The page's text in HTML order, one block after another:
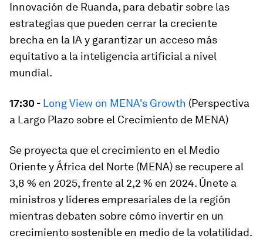
Innovación de Ruanda, para debatir sobre las
estrategias que pueden cerrar la creciente
brecha en la IA y garantizar un acceso más
equitativo a la inteligencia artificial a nivel
mundial.
17:30 - Long View on MENA's Growth (Perspectiva
a Largo Plazo sobre el Crecimiento de MENA)
Se proyecta que el crecimiento en el Medio
Oriente y África del Norte (MENA) se recupere al
3,8 % en 2025, frente al 2,2 % en 2024. Únete a
ministros y líderes empresariales de la región
mientras debaten sobre cómo invertir en un
crecimiento sostenible en medio de la volatilidad.